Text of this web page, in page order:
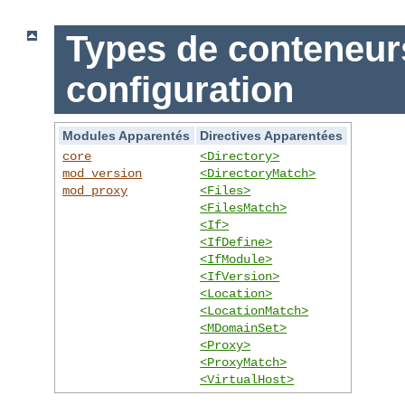
Types de
configuration
Modules Apparentés
Directives Apparentées
core
mod_version
mod_proxy
<Directory>
<DirectoryMatch>
<Files>
<FilesMatch>
<If>
<IfDefine>
<IfModule>
<IfVersion>
<Location>
<LocationMatch>
<MDomainSet>
<Proxy>
<ProxyMatch>
<VirtualHost>